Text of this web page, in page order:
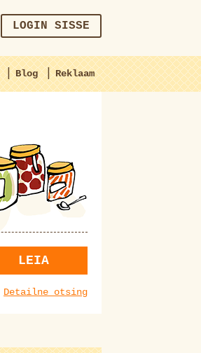
LOGIN SISSE
| Blog | Reklaam
LEIA
Detailne otsing